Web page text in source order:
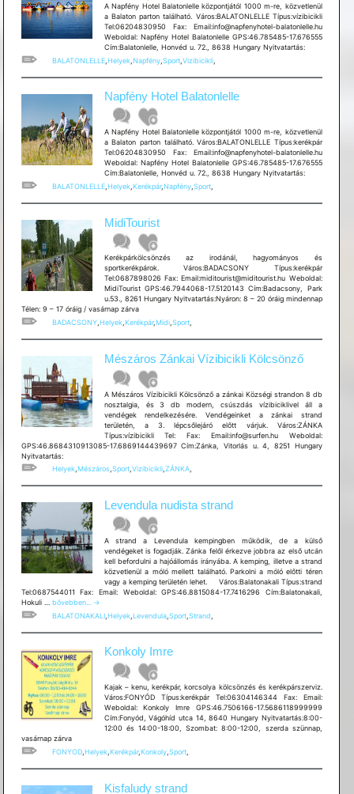
A Napfény Hotel Balatonlelle központjától 1000 m-re, közvetlenül
a Balaton parton található. Város:BALATONLELLE Típus:vízibicikli
Tel:06204830950 Fax: Email:info@napfenyhotel-balatonlelle.hu
Weboldal: Napfény Hotel Balatonlelle GPS:46.785485-17.676555
Cím:Balatonlelle, Honvéd u. 72., 8638 Hungary Nyitvatartás:
BALATONLELLE, Helyek, Napfény, Sport, Vizibicikli,
Napfény Hotel Balatonlelle
A Napfény Hotel Balatonlelle központjától 1000 m-re, közvetlenül
a Balaton parton található. Város:BALATONLELLE Típus:kerékpár
Tel:06204830950 Fax: Email:info@napfenyhotel-balatonlelle.hu
Weboldal: Napfény Hotel Balatonlelle GPS:46.785485-17.676555
Cím:Balatonlelle, Honvéd u. 72., 8638 Hungary Nyitvatartás:
BALATONLELLE, Helyek, Kerékpár,Napfény, Sport,
MidiTourist
Kerékpárkölcsönzés az irodánál, hagyományos és
sportkerékpárok. Város:BADACSONY Típus:kerékpár
Tel:0687898026 Fax: Email:miditourist@miditourist.hu Weboldal:
MidiTourist GPS:46.7944068-17.5120143 Cím:Badacsony, Park
u.53., 8261 Hungary Nyitvatartás:Nyáron: 8 – 20 óráig mindennap
Télen: 9 – 17 óráig / vasárnap zárva
BADACSONY, Helyek, Kerékpár,Midi, Sport,
Mészáros Zánkai Vízibicikli Kölcsönző
A Mészáros Vízibicikli Kölcsönző a zánkai Községi strandon 8 db
nosztalgia, és 3 db modern, csúszdás vízibiciklivel áll a
vendégek rendelkezésére. Vendégeinket a zánkai strand
területén, a 3. lépcsőlejáró előtt várjuk. Város:ZÁNKA
Típus:vízibicikli Tel: Fax: Email:info@surfen.hu Weboldal:
GPS:46.8684310913085-17.6869144439697 Cím:Zánka, Vitorlás u. 4, 8251 Hungary
Nyitvatartás:
Helyek,Mészáros,Sport,Vizibicikli,ZÁNKA,
Levendula nudista strand
A strand a Levendula kempingben működik, de a külső
vendégeket is fogadják. Zánka felől érkezve jobbra az első utcán
kell befordulni a hajóállomás irányába. A kemping, illetve a strand
közvetlenül a móló mellett található. Parkolni a móló előtti téren
vagy a kemping területén lehet. Város:Balatonakali Típus:strand
Tel:0687544011 Fax: Email: Weboldal: GPS:46.8815084-17.7416296 Cím:Balatonakali,
Hokuli … Levendula
nudista
bővebben...
→
BALATONAKALI, Helyek, Levendula, Sport, Strand
Konkoly Imre
Kajak – kenu, kerékpár, korcsolya kölcsönzés és kerékpárszerviz.
Város:FONYÓD Típus:kerékpár Tel:06304146344 Fax: Email:
Weboldal: Konkoly Imre GPS:46.7506166-17.5686118999999
Cím:Fonyód, Vágóhíd utca 14, 8640 Hungary Nyitvatartás:8:00-
12:00 és 14:00-18:00, Szombat: 8:00-12:00, szerda szünnap,
vasárnap zárva
FONYOD, Helyek, Kerékpár,Konkoly, Sport,
Kisfaludy strand